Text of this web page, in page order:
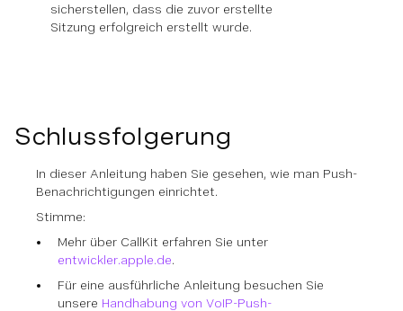
sicherstellen, dass die zuvor erstellte
Sitzung erfolgreich erstellt wurde.
Schlussfolgerung
In dieser Anleitung haben Sie gesehen, wie man Push-
Benachrichtigungen einrichtet.
Stimme:
Mehr über CallKit erfahren Sie unter
entwickler.apple.de.
Für eine ausführliche Anleitung besuchen Sie
unsere Handhabung von VoIP-Push-